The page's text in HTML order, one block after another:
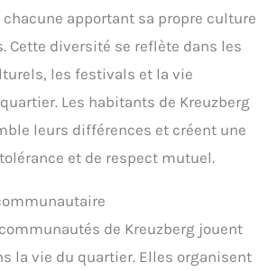
apportant sa propre culture
Cette diversité se reflète dans les
les festivals et la vie
Les habitants de Kreuzberg
leurs différences et créent une
et de respect mutuel.
de Kreuzberg jouent
la vie du quartier. Elles organisent